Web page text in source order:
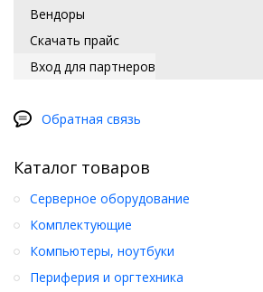
Вендоры
Скачать прайс
Вход для партнеров
Обратная связь
Каталог товаров
Серверное оборудование
Комплектующие
Компьютеры, ноутбуки
Периферия и оргтехника